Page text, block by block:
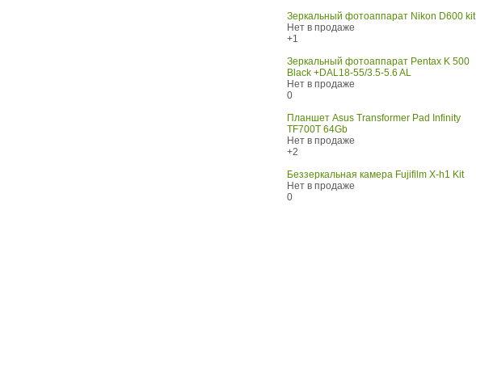
Зеркальный фотоаппарат Nikon D600 kit
Нет в продаже
+1
Зеркальный фотоаппарат Pentax K 500
Black +DAL18-55/3.5-5.6 AL
Нет в продаже
0
Планшет Asus Transformer Pad Infinity
TF700T 64Gb
Нет в продаже
+2
Беззеркальная камера Fujifilm X-h1 Kit
Нет в продаже
0